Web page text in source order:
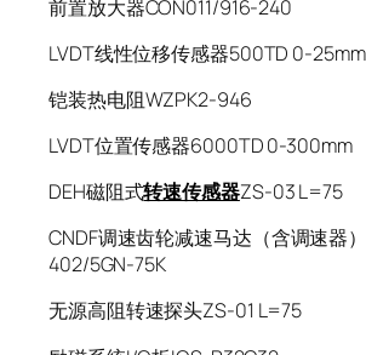
前置放大器CON011/916-240
LVDT线性位移传感器500TD 0-25mm
铠装热电阻WZPK2-946
LVDT位置传感器6000TD 0-300mm
DEH磁阻式转速传感器ZS-03 L=75
CNDF调速齿轮减速马达（含调速器
402/5GN-75K
无源高阻转速探头ZS-01 L=75